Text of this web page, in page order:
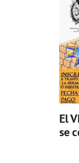
El
se